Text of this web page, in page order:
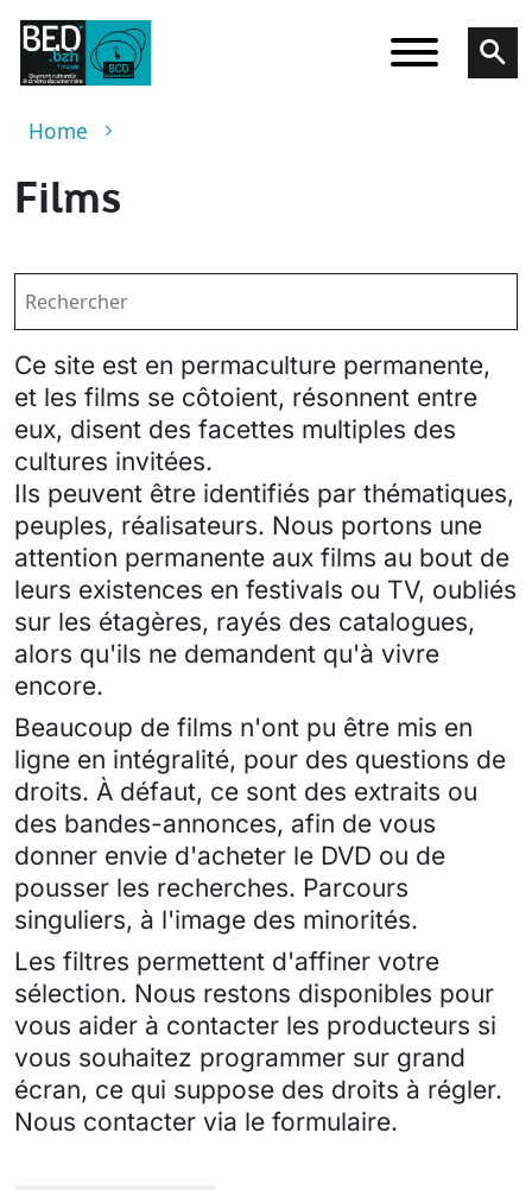
Skip to main content
Breadcrumb
Home
Films
Ce site est en permaculture permanente,
et les films se côtoient, résonnent entre
eux, disent des facettes multiples des
cultures invitées.
Ils peuvent être identifiés par thématiques,
peuples, réalisateurs. Nous portons une
attention permanente aux films au bout de
leurs existences en festivals ou TV, oubliés
sur les étagères, rayés des catalogues,
alors qu'ils ne demandent qu'à vivre
encore.
Beaucoup de films n'ont pu être mis en
ligne en intégralité, pour des questions de
droits. À défaut, ce sont des extraits ou
des bandes-annonces, afin de vous
donner envie d'acheter le DVD ou de
pousser les recherches. Parcours
singuliers, à l'image des minorités.
Les filtres permettent d'affiner votre
sélection. Nous restons disponibles pour
vous aider à contacter les producteurs si
vous souhaitez programmer sur grand
écran, ce qui suppose des droits à régler.
Nous contacter via le formulaire.